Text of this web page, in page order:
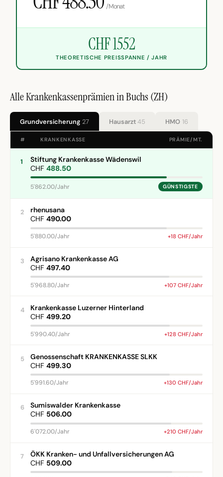
/Monat
CHF 1552
THEORETISCHE PREISSPANNE / JAHR
Alle Krankenkassenprämien in Buchs (ZH)
Grundversicherung 27 Hausarzt45 HMO 16
# KRANKENKASSE PRÄMIE/MT.
1
Stiftung Krankenkasse Wädenswil
CHF 488.50
5'862.00/Jahr GÜNSTIGSTE
2
rhenusana
CHF 490.00
5'880.00/Jahr +18 CHF/Jahr
3
Agrisano Krankenkasse AG
CHF 497.40
5'968.80/Jahr +107 CHF/Jahr
4
Krankenkasse Luzerner Hinterland
CHF 499.20
5'990.40/Jahr +128 CHF/Jahr
5
Genossenschaft KRANKENKASSE SLKK
CHF 499.30
5'991.60/Jahr +130 CHF/Jahr
6
Sumiswalder Krankenkasse
CHF 506.00
6'072.00/Jahr +210 CHF/Jahr
7
ÖKK Kranken- und Unfallversicherungen AG
CHF 509.00